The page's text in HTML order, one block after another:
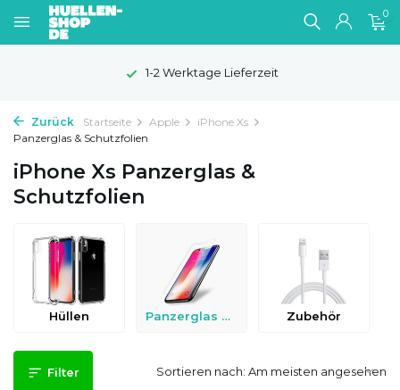
0
1-2 Werktage Lieferzeit
Zurück Startseite Apple
iPhone Xs
Panzerglas & Schutzfolien
iPhone Xs Panzerglas &
Schutzfolien
Hüllen Panzerglas & Schutzfolien Zubehör
Filter Sortieren nach: